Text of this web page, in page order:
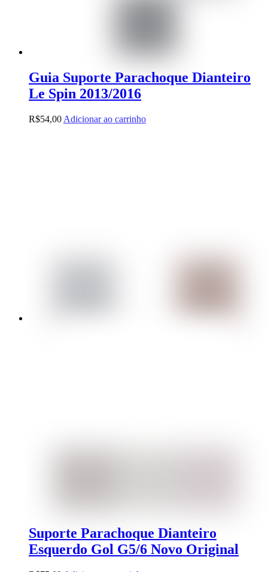
Guia Suporte Parachoque Dianteiro
Le Spin 2013/2016
R$54,00 Adicionar ao carrinho
Suporte Parachoque Dianteiro
Esquerdo Gol G5/6 Novo Original